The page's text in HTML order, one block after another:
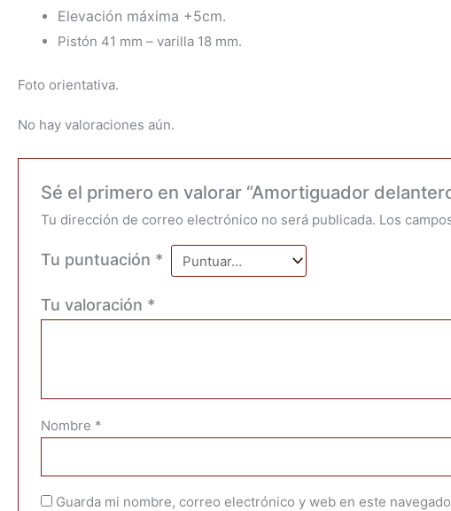
Elevación máxima +5cm.
Pistón 41 mm – varilla 18 mm.
Foto orientativa.
No hay valoraciones aún.
Sé el primero en valorar “Amortiguador
Tu dirección de correo electrónico no será publicada. Los
Tu puntuación *
Tu valoración *
Nombre *
Guarda mi nombre, correo electrónico y web en este